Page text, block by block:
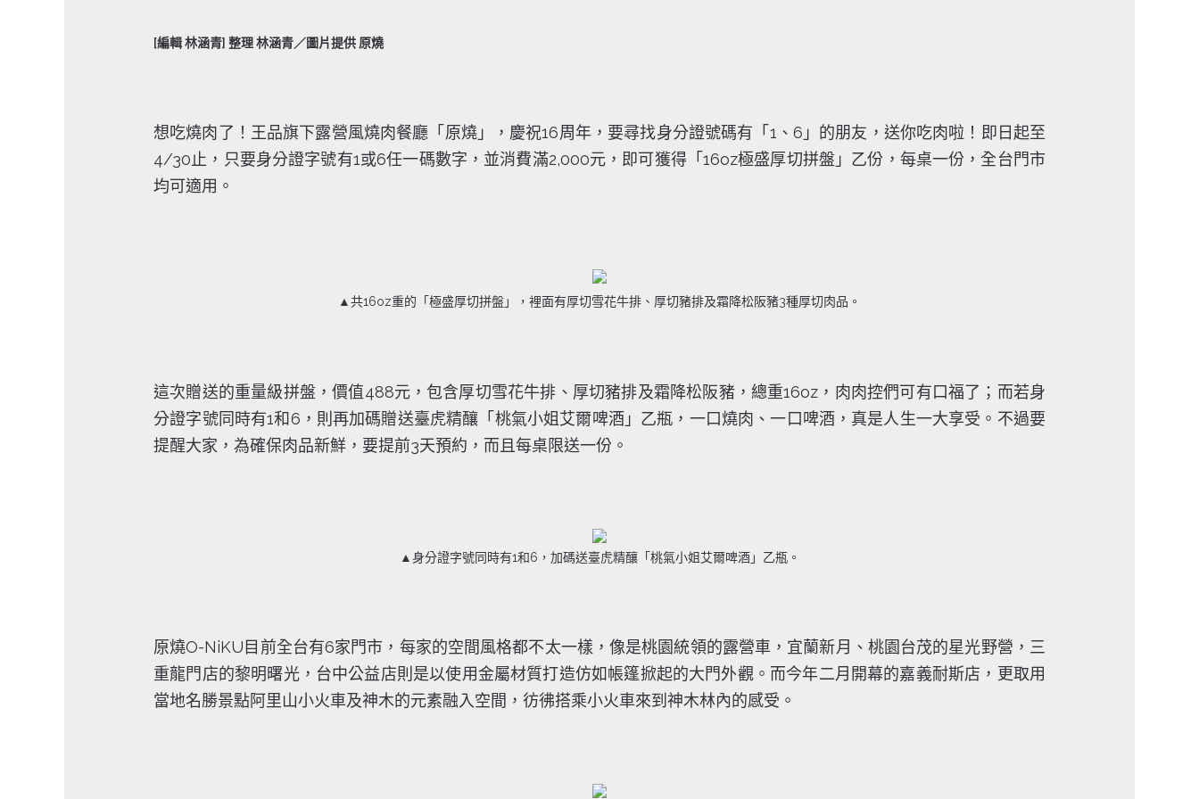
[編輯 林涵青] 整理 林涵青／圖片提供 原燒
想吃燒肉了！王品旗下露營風燒肉餐廳「原燒」，慶祝16周年，要尋找身分證號碼有「1、6」的朋友，送你吃肉啦！即日起至
4/30止，只要身分證字號有1或6任一碼數字，並消費滿2,000元，即可獲得「16oz極盛厚切拼盤」乙份，每桌一份，全台門市
均可適用。
▲共16oz重的 「極盛厚切拼盤」，裡面有厚切雪花牛排、厚切豬排及霜降松阪豬3種厚切肉品。
這次贈送的重量級拼盤，價值488元，包含厚切雪花牛排、厚切豬排及霜降松阪豬，總重16oz，肉肉控們可有口福了；而若身
分證字號同時有1和6，則再加碼贈送臺虎精釀「桃氣小姐艾爾啤酒」乙瓶，一口燒肉、一口啤酒，真是人生一大享受。不過要
提醒大家，為確保肉品新鮮，要提前3天預約，而且每桌限送一份。
▲身分證字號同時有1和6，加碼送臺虎精釀「桃氣小姐艾爾啤酒」乙瓶。
原燒O-NiKU目前全台有6家門市，每家的空間風格都不太一樣，像是桃園統領的露營車，宜蘭新月、桃園台茂的星光野營，三
重龍門店的黎明曙光，台中公益店則是以使用金屬材質打造仿如帳篷掀起的大門外觀。而今年二月開幕的嘉義耐斯店，更取用
當地名勝景點阿里山小火車及神木的元素融入空間，彷彿搭乘小火車來到神木林內的感受。